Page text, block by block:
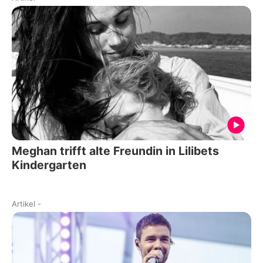
Meghan trifft alte Freundin in Lilibets
Kindergarten
Artikel -